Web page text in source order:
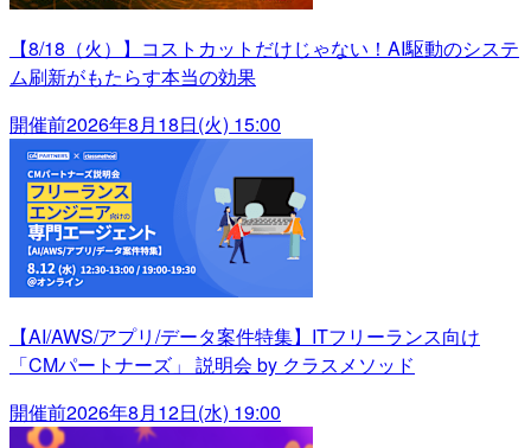
【8/18（火）】コストカットだけじゃない！AI駆動のシステ
ム刷新がもたらす本当の効果
開催前2026年8月18日(火) 15:00
【AI/AWS/アプリ/データ案件特集】ITフリーランス向け
「CMパートナーズ」 説明会 by クラスメソッド
開催前2026年8月12日(水) 19:00